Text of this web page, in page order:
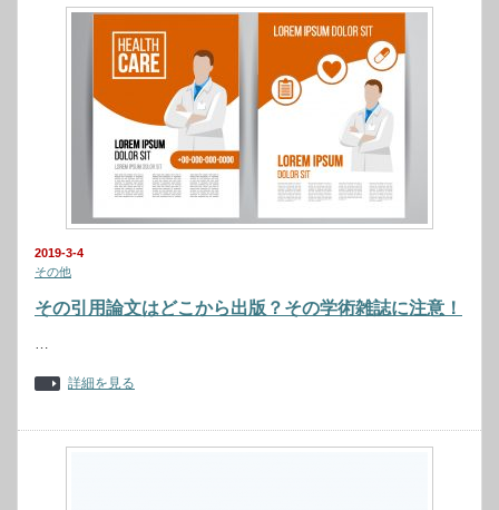
2019-3-4
その他
その引用論文はどこから出版？その学術雑誌に注意！
…
詳細を見る